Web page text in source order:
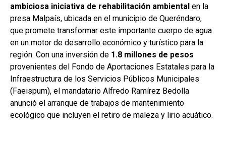
ambiciosa iniciativa de rehabilitación ambiental en la
presa Malpaís, ubicada en el municipio de Queréndaro,
que promete transformar este importante cuerpo de agua
en un motor de desarrollo económico y turístico para la
región. Con una inversión de 1.8 millones de pesos
provenientes del Fondo de Aportaciones Estatales para la
Infraestructura de los Servicios Públicos Municipales
(Faeispum), el mandatario Alfredo Ramírez Bedolla
anunció el arranque de trabajos de mantenimiento
ecológico que incluyen el retiro de maleza y lirio acuático.